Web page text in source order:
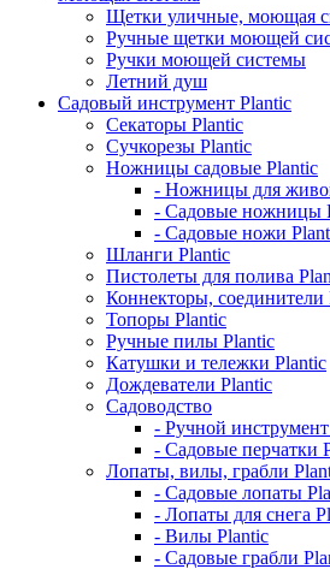
Щетки уличные, моющая
Ручные щетки моющей
Ручки моющей системы
Летний душ
Садовый инструмент Plantic
Секаторы Plantic
Сучкорезы Plantic
Ножницы садовые Plantic
- Ножницы для
- Садовые ножницы
- Садовые ножи
Шланги Plantic
Пистолеты для полива
Коннекторы, соединители
Топоры Plantic
Ручные пилы Plantic
Катушки и тележки Plantic
Дождеватели Plantic
Садоводство
- Ручной
- Садовые перчатки
Лопаты, вилы, грабли
- Садовые лопаты
- Лопаты для снега
- Вилы Plantic
- Садовые грабли